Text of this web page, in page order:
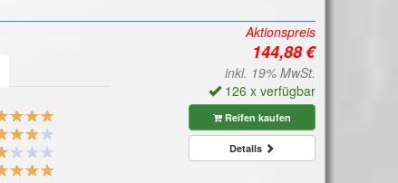
Aktionspreis
inkl. 19% MwSt.
126 x verfügbar
Reifen kaufen
Details